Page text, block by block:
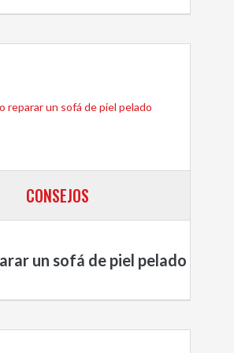
CONSEJOS
un sofá de piel pelado